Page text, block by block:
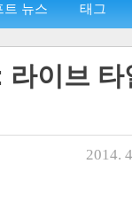
트 뉴스 태그
라이브
2014.